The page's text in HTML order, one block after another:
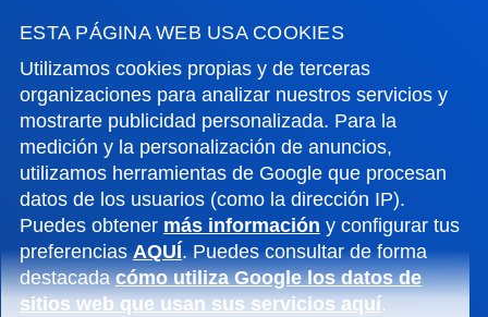
ESTA PÁGINA WEB USA COOKIES
Utilizamos cookies propias y de terceras
organizaciones para analizar nuestros servicios y
mostrarte publicidad personalizada. Para la
medición y la personalización de anuncios,
utilizamos herramientas de Google que procesan
datos de los usuarios (como la dirección IP).
Puedes obtener más información y configurar tus
preferenciasAQUÍ. Puedes consultar de forma
destacadacómo utiliza Google los datos de
sitios web que usan sus servicios aquí.
Conoce la sede
+34 945 010 114
Contacto
Sede Madrid
Conoce la sede
+34 915 77 61 89
Contacto